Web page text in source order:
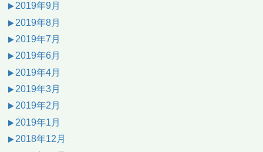
2019年9月
2019年8月
2019年7月
2019年6月
2019年4月
2019年3月
2019年2月
2019年1月
2018年12月